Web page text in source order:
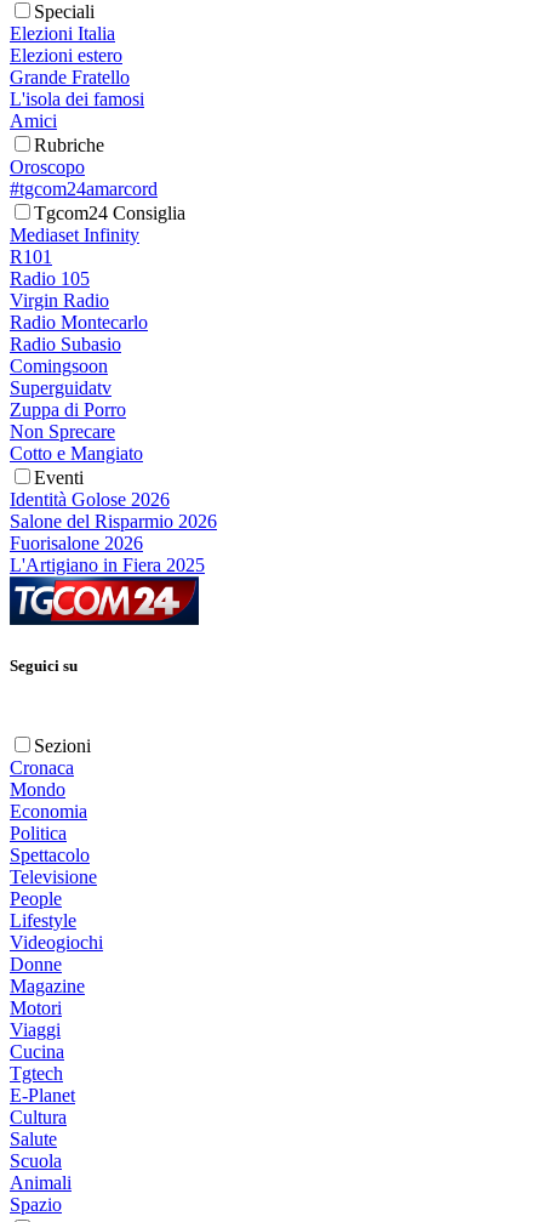
Speciali
Elezioni Italia
Elezioni estero
Grande Fratello
L'isola dei famosi
Amici
Rubriche
Oroscopo
#tgcom24amarcord
Tgcom24 Consiglia
Mediaset Infinity
R101
Radio 105
Virgin Radio
Radio Montecarlo
Radio Subasio
Comingsoon
Superguidatv
Zuppa di Porro
Non Sprecare
Cotto e Mangiato
Eventi
Identità Golose 2026
Salone del Risparmio 2026
Fuorisalone 2026
L'Artigiano in Fiera 2025
Seguici su
Sezioni
Cronaca
Mondo
Economia
Politica
Spettacolo
Televisione
People
Lifestyle
Videogiochi
Donne
Magazine
Motori
Viaggi
Cucina
Tgtech
E-Planet
Cultura
Salute
Scuola
Animali
Spazio